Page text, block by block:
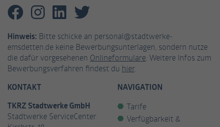
Hinweis: Bitte schicke an personal@stadtwerke-
emsdetten.de keine Bewerbungsunterlagen, sondern nutze
die dafür vorgesehenen Onlineformulare . Weitere Infos zum
Bewerbungsverfahren findest du hier.
KONTAKT
TKRZ Stadtwerke GmbH
Stadtwerke ServiceCenter
NAVIGATION
Tarife
Verfügbarkeit &
Zweck
Cookie vom Mustertyp, bei dem das
Musterelement auf dem Namen die
oder der Website enthält, auf das es sich
bezieht. Es scheint eine Variation des _gat-
Cookies zu sein, das verwendet wird, um die
von Google auf Websites mit hohem Traffic-
Name